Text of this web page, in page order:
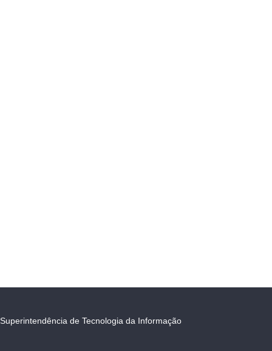
Superintendência de Tecnologia da Informação